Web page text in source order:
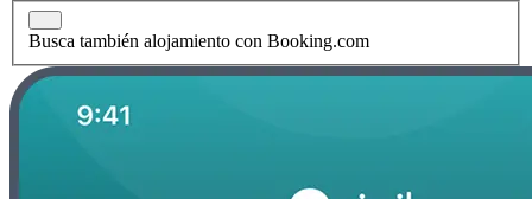
Busca también alojamiento con Booking.com